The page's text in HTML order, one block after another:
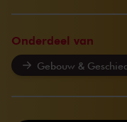
Onderdeel van
Gebouw &